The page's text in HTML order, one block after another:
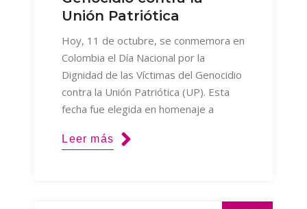
Unión Patriótica
Hoy, 11 de octubre, se conmemora en
Colombia el Día Nacional por la
Dignidad de las Víctimas del Genocidio
contra la Unión Patriótica (UP). Esta
fecha fue elegida en homenaje a
Leer más